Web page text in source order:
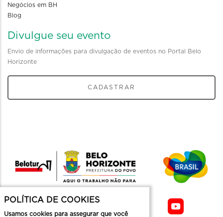
Negócios em BH
Blog
Divulgue seu evento
Envio de informações para divulgação de eventos no Portal Belo
Horizonte
CADASTRAR
POLÍTICA DE COOKIES
Usamos cookies para assegurar que você